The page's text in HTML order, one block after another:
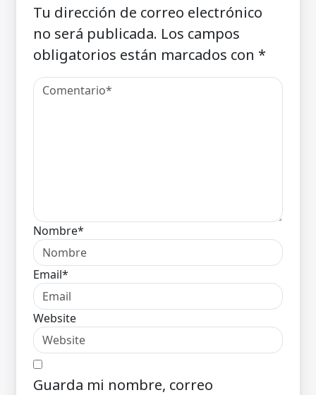
Tu dirección de correo electrónico
no será publicada. Los campos
obligatorios están marcados con *
Nombre*
Email*
Website
Guarda mi nombre, correo